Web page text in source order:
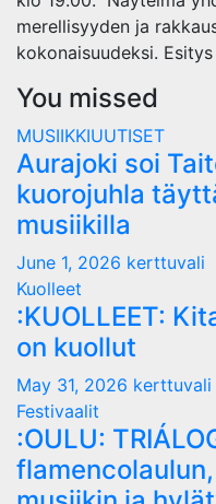
merellisyyden ja
kokonaisuudeksi.
You missed
MUSIIKKIUUTISET
Aurajoki soi
kuorojuhla
musiikilla
June 1, 2026 kerttuvali
Kuolleet
:KUOLLEET:
on kuollut
May 31, 2026 kerttuvali
Festivaalit
:OULU: